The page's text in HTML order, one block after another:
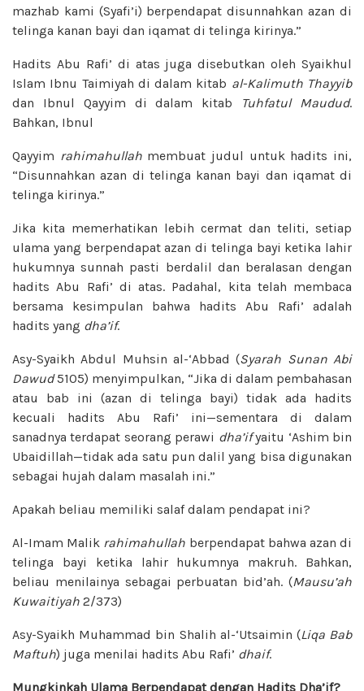
mazhab kami (Syafi’i) berpendapat disunnahkan azan di
telinga kanan bayi dan iqamat di telinga kirinya.”
Hadits Abu Rafi’ di atas juga disebutkan oleh Syaikhul
Islam Ibnu Taimiyah di dalam kitab al-Kalimuth Thayyib
dan Ibnul Qayyim di dalam kitab Tuhfatul Maudud.
Bahkan, Ibnul
Qayyim rahimahullahmembuat judul untuk hadits ini,
“Disunnahkan azan di telinga kanan bayi dan iqamat di
telinga kirinya.”
Jika kita memerhatikan lebih cermat dan teliti, setiap
ulama yang berpendapat azan di telinga bayi ketika lahir
hukumnya sunnah pasti berdalil dan beralasan dengan
hadits Abu Rafi’ di atas. Padahal, kita telah membaca
bersama kesimpulan bahwa hadits Abu Rafi’ adalah
hadits yang dha’if.
Asy-Syaikh Abdul Muhsin al-‘Abbad (Syarah Sunan Abi
Dawud5105) menyimpulkan, “Jika di dalam pembahasan
atau bab ini (azan di telinga bayi) tidak ada hadits
kecuali hadits Abu Rafi’ ini—sementara di dalam
sanadnya terdapat seorang perawi dha’ifyaitu ‘Ashim bin
Ubaidillah—tidak ada satu pun dalil yang bisa digunakan
sebagai hujah dalam masalah ini.”
Apakah beliau memiliki salaf dalam pendapat ini?
Al-Imam Malik rahimahullah berpendapat bahwa azan di
telinga bayi ketika lahir hukumnya makruh. Bahkan,
beliau menilainya sebagai perbuatan bid’ah. (Mausu’ah
Kuwaitiyah 2/373)
Asy-Syaikh Muhammad bin Shalih al-‘Utsaimin (Liqa Bab
Maftuh) juga menilai hadits Abu Rafi’ dhaif.
Mungkinkah Ulama Berpendapat dengan Hadits Dha’if?